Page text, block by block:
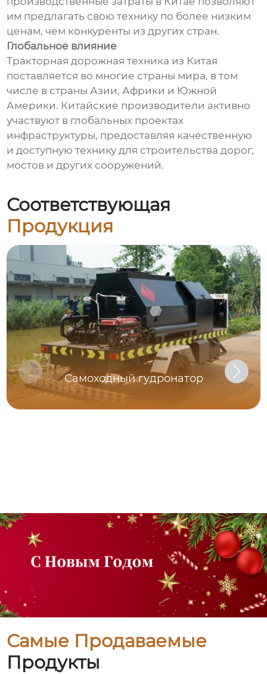
им предлагать свою технику по более низким
ценам, чем конкуренты из других стран.
Глобальное влияние
Тракторная дорожная техника из Китая
поставляется во многие страны мира, в том
числе в страны Азии, Африки и Южной
Америки. Китайские производители активно
участвуют в глобальных проектах
инфраструктуры, предоставляя качественную
и доступную технику для строительства дорог,
мостов и других сооружений.
Соответствующая
Продукция
Самоходный гудронатор
Самые Продаваемые
Продукты